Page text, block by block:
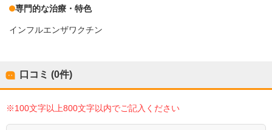
専門的な治療・特色
インフルエンザワクチン
口コミ (0件)
※100文字以上800文字以内でご記入ください